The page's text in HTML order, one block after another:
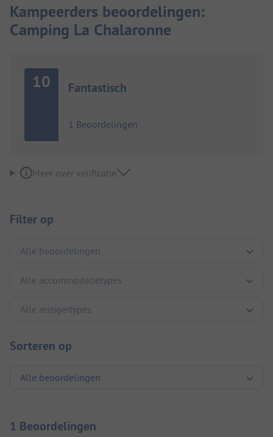
Kampeerders beoordelingen:
Camping La Chalaronne
10 Fantastisch
1 Beoordelingen
Meer over verificatie
Filter op
Sorteren op
1 Beoordelingen